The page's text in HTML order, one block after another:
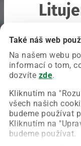
Také náš web
Na našem webu
informací o tom,
dozvíte zde.
Kliknutím na
všech našich
budeme používat
Kliknutím na
budeme používat.
Chyba nastala
Zkuste prosím
Obnovit